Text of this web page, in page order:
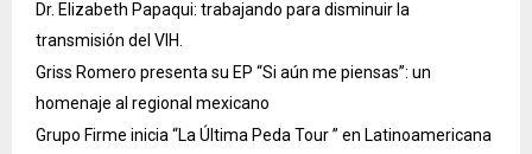
Dr. Elizabeth Papaqui: trabajando para disminuir la
transmisión del VIH.
Griss Romero presenta su EP “Si aún me piensas”: un
homenaje al regional mexicano
Grupo Firme inicia “La Última Peda Tour ” en Latinoamericana